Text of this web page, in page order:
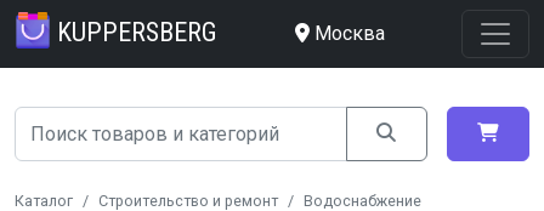
KUPPERSBERG Москва
Каталог Строительство и ремонт
Водоснабжение